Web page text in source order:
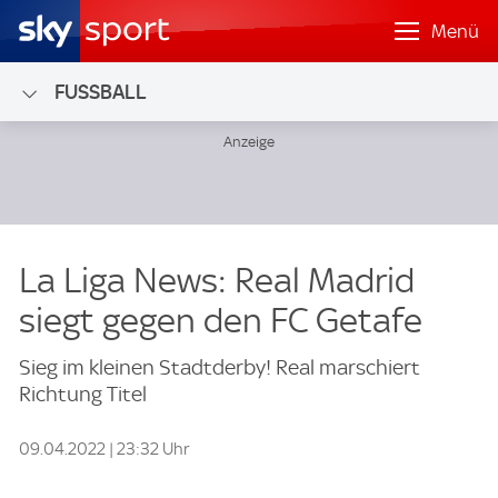
Menü
FUSSBALL
La Liga News: Real Madrid
siegt gegen den FC Getafe
Sieg im kleinen Stadtderby! Real marschiert
Richtung Titel
09.04.2022 | 23:32 Uhr